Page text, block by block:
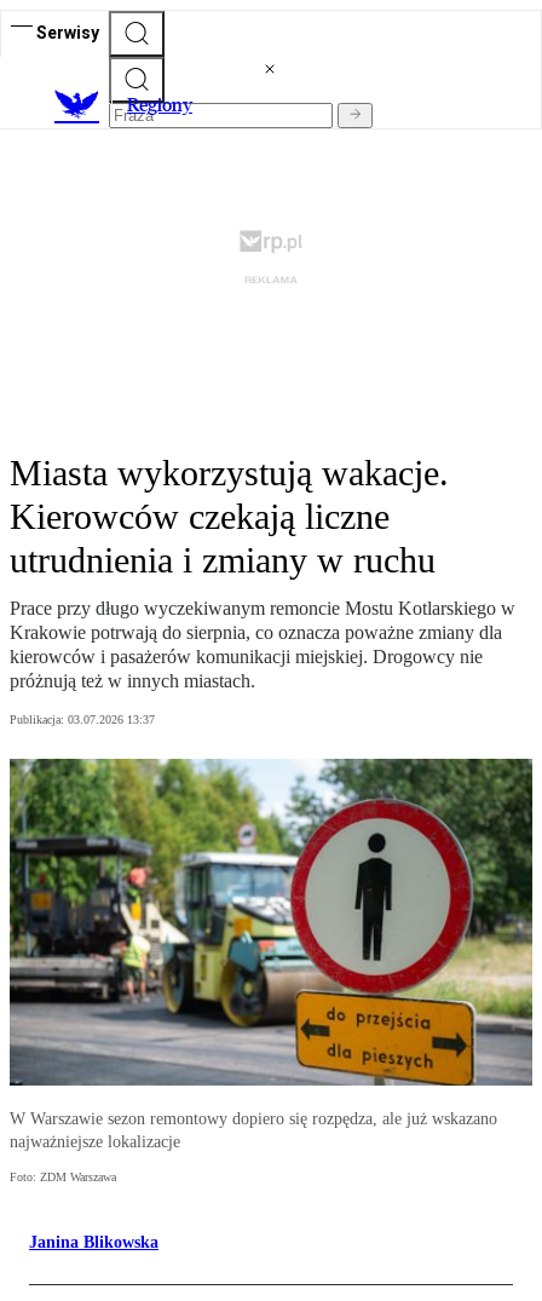
Serwisy
Regiony
Miasta wykorzystują wakacje.
Kierowców czekają liczne
utrudnienia i zmiany w ruchu
Prace przy długo wyczekiwanym remoncie Mostu Kotlarskiego w
Krakowie potrwają do sierpnia, co oznacza poważne zmiany dla
kierowców i pasażerów komunikacji miejskiej. Drogowcy nie
próżnują też w innych miastach.
Publikacja: 03.07.2026 13:37
W Warszawie sezon remontowy dopiero się rozpędza, ale już wskazano
najważniejsze lokalizacje
Foto: ZDM Warszawa
Janina Blikowska